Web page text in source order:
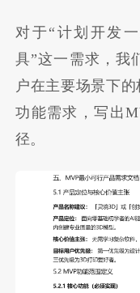
对于“计划开发
具”这一需求，我
户在主要场景下
功能需求，写出
径。